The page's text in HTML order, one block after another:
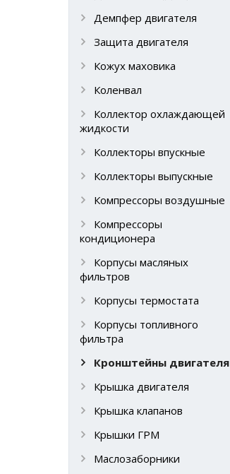
Демпфер двигателя
Защита двигателя
Кожух маховика
Коленвал
Коллектор охлаждающей
жидкости
Коллекторы впускные
Коллекторы выпускные
Компрессоры воздушные
Компрессоры
кондиционера
Корпусы масляных
фильтров
Корпусы термостата
Корпусы топливного
фильтра
Кронштейны двигателя
Крышка двигателя
Крышка клапанов
Крышки ГРМ
Маслозаборники